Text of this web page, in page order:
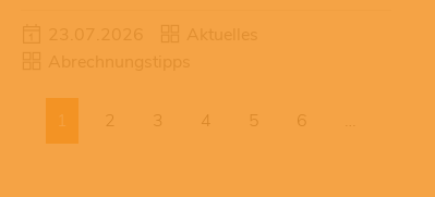
1 2 3 4 5 6 …